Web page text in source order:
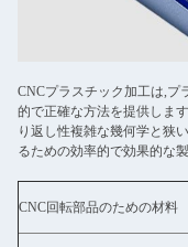
CNCプラスチック加工は,プ
的で正確な方法を提供しま
り返し性複雑な幾何学と狭
るための効率的で効果的な
CNC回転部品のための材料